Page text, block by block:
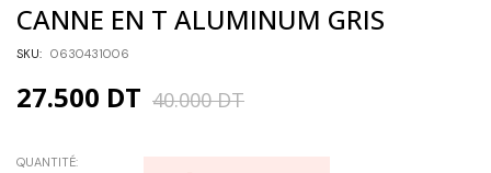
CANNE EN T ALUMINUM GRIS
SKU: 0630431006
40.000DT
27.500 DT
QUANTITÉ: